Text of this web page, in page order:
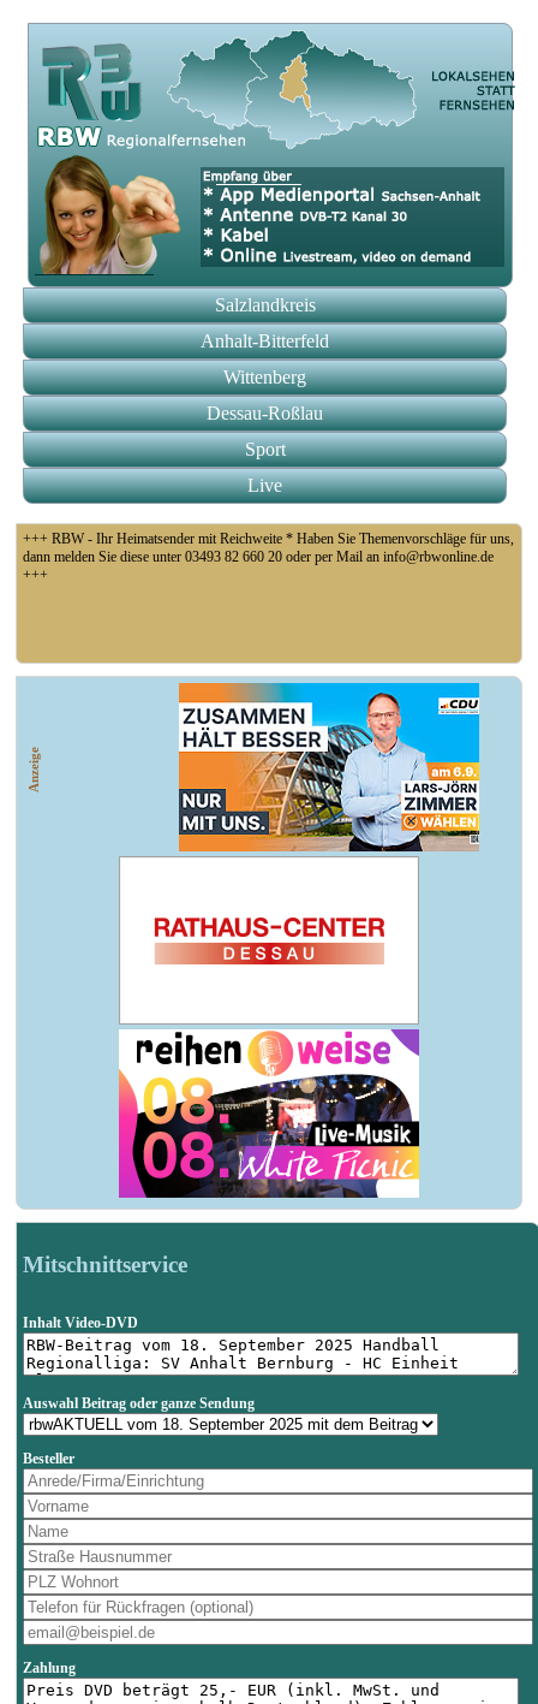
Salzlandkreis
Anhalt-Bitterfeld
Wittenberg
Dessau-Roßlau
Sport
Live
+++ RBW - Ihr Heimatsender mit Reichweite * Haben Sie Themenvorschläge für uns,
dann melden Sie diese unter 03493 82 660 20 oder per Mail an info@rbwonline.de
+++
+++ Muldenstein: 720 000 Euro Fördermittel von Bund und Land erhält die Gemeinde
für den umfassenden Ausbau des Bahnhofsvorplatzes * Die Mittel kommen aus dem
Fördertopf "Investitionsgesetz Kohleregion" +++
Mitschnittservice
Inhalt Video-DVD
Auswahl Beitrag oder ganze Sendung
Besteller
Zahlung
Anzeige